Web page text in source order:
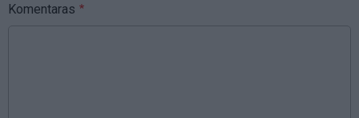
Komentaras